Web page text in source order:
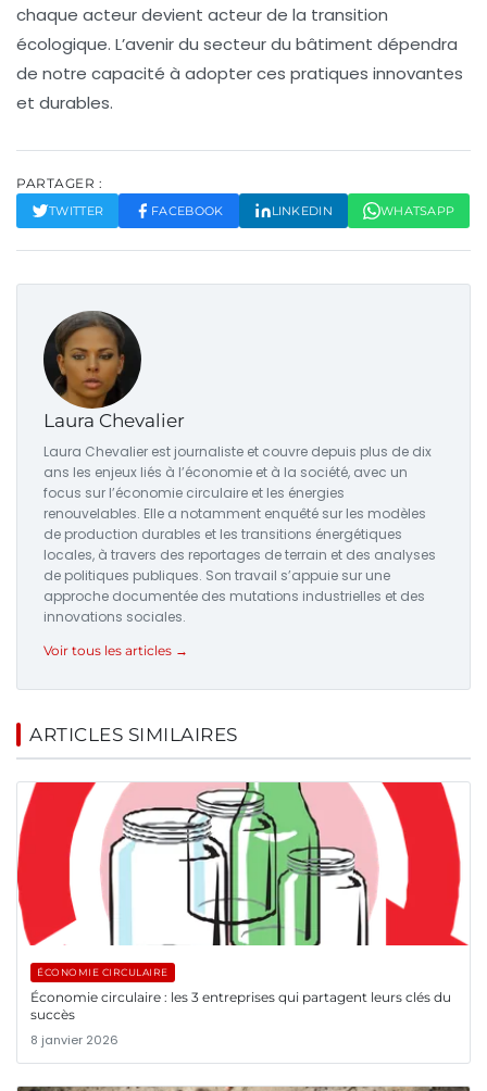
chaque acteur devient acteur de la transition
écologique. L’avenir du secteur du bâtiment dépendra
de notre capacité à adopter ces pratiques innovantes
et durables.
PARTAGER :
TWITTER FACEBOOK LINKEDIN WHATSAPP
Laura Chevalier
Laura Chevalier est journaliste et couvre depuis plus de dix
ans les enjeux liés à l’économie et à la société, avec un
focus sur l’économie circulaire et les énergies
renouvelables. Elle a notamment enquêté sur les modèles
de production durables et les transitions énergétiques
locales, à travers des reportages de terrain et des analyses
de politiques publiques. Son travail s’appuie sur une
approche documentée des mutations industrielles et des
innovations sociales.
Voir tous les articles →
ARTICLES SIMILAIRES
ÉCONOMIE CIRCULAIRE
Économie circulaire : les 3 entreprises qui partagent leurs clés du
succès
8 janvier 2026